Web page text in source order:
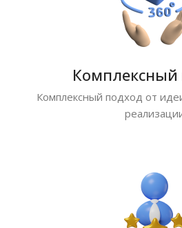
Комплексный
Комплексный подход от